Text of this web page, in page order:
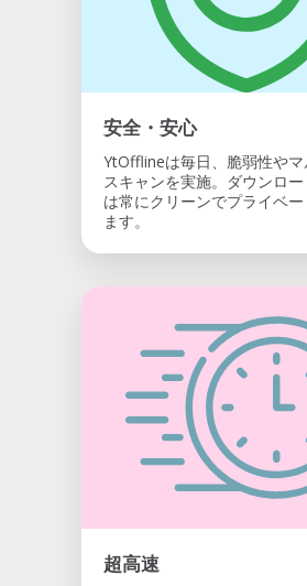
安全・安心
YtOfflineは毎日、脆弱性や
スキャンを実施。ダウンロ
は常にクリーンでプライベ
ます。
超高速